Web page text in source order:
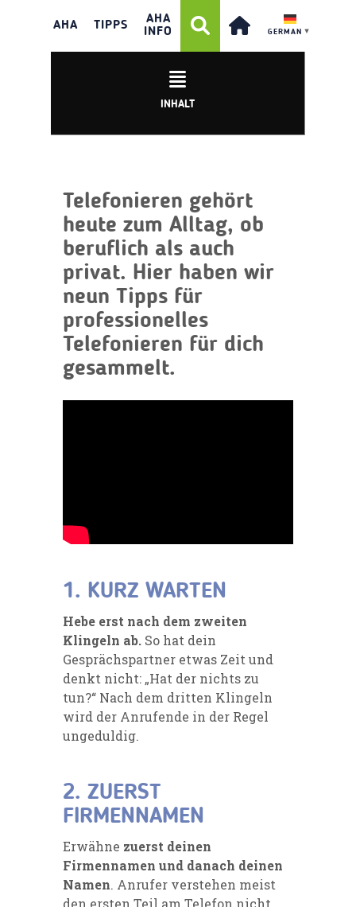
AHA TIPPS
AHA
INFO
GERMAN ▼
TELEFONIEREN
INHALT
Telefonieren gehört
heute zum Alltag, ob
beruflich als auch
privat. Hier haben wir
neun Tipps für
professionelles
Telefonieren für dich
gesammelt.
1. KURZ WARTEN
Hebe erst nach dem zweiten
Klingeln ab. So hat dein
Gesprächspartner etwas Zeit und
denkt nicht: „Hat der nichts zu
tun?“ Nach dem dritten Klingeln
wird der Anrufende in der Regel
ungeduldig.
2. ZUERST
FIRMENNAMEN
Erwähne zuerst deinen
Firmennamen und danach deinen
Namen. Anrufer verstehen meist
den ersten Teil am Telefon nicht.